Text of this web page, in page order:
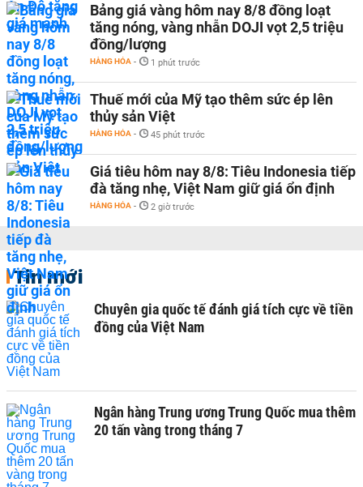
Bảng giá vàng hôm nay 8/8 đồng loạt
tăng nóng, vàng nhẫn DOJI vọt 2,5 triệu
đồng/lượng
HÀNG HÓA - 1 phút trước
Thuế mới của Mỹ tạo thêm sức ép lên
thủy sản Việt
HÀNG HÓA - 45 phút trước
Giá tiêu hôm nay 8/8: Tiêu Indonesia tiếp
đà tăng nhẹ, Việt Nam giữ giá ổn định
HÀNG HÓA - 2 giờ trước
Tin mới
Chuyên gia quốc tế đánh giá tích cực về tiền
đồng của Việt Nam
Ngân hàng Trung ương Trung Quốc mua thêm
20 tấn vàng trong tháng 7